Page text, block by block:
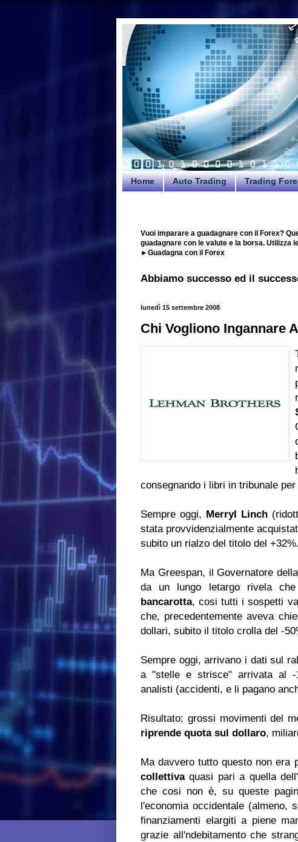
Home Auto Trading Trading
Vuoi imparare a guadagnare con il Forex?
guadagnare con le valute e la borsa. Utilizza
►Guadagna con il Forex
Abbiamo successo ed il
lunedì 15 settembre 2008
Chi Vogliono Ingannare
consegnando i libri in tribunale
Sempre oggi, Merryl Linch
stata provvidenzialmente
subito un rialzo del titolo del +32%.
Ma Greespan, il Governatore della
da un lungo letargo rivela
bancarotta, cosi tutti i sospetti
che, precedentemente aveva
dollari, subito il titolo crolla del -
Sempre oggi, arrivano i dati sul
a "stelle e strisce" arrivata al -
analisti (accidenti, e li pagano
Risultato: grossi movimenti del
riprende quota sul dollaro,
Ma davvero tutto questo non era
collettivaquasi pari a quella
che cosi non è, su queste
l'economia occidentale (almeno,
finanziamenti elargiti a piene
grazie all'ndebitamento che